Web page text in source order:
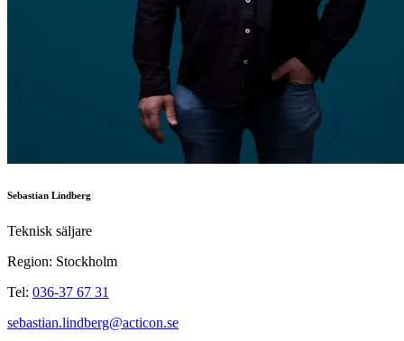
Sebastian Lindberg
Teknisk säljare
Region: Stockholm
Tel: 036-37 67 31
sebastian.lindberg@acticon.se